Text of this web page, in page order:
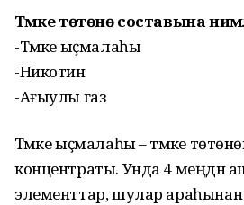
Тәмәке төтөнө составына
-Тәмәке ыҫмалаһы
-Никотин
-Ағыулы газ
Тәмәке ыҫмалаһы – тәмәке
концентраты. Унда 4 меңдән
элементтар, шулар араһынан